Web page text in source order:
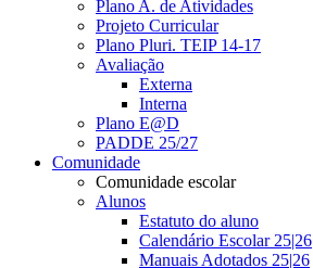
Plano A. de Atividades
Projeto Curricular
Plano Pluri. TEIP 14-17
Avaliação
Externa
Interna
Plano E@D
PADDE 25/27
Comunidade
Comunidade escolar
Alunos
Estatuto do aluno
Calendário Escolar 25|26
Manuais Adotados 25|26